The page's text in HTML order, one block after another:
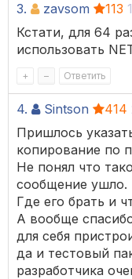
3. zavsom 113
Кстати, для 64
использовать
+ – Ответить
4. Sintson 414
Пришлось
копирование по
Не понял что
сообщение ушло.
Где его брать и
А вообще
для себя
да и тестовый
разработчика